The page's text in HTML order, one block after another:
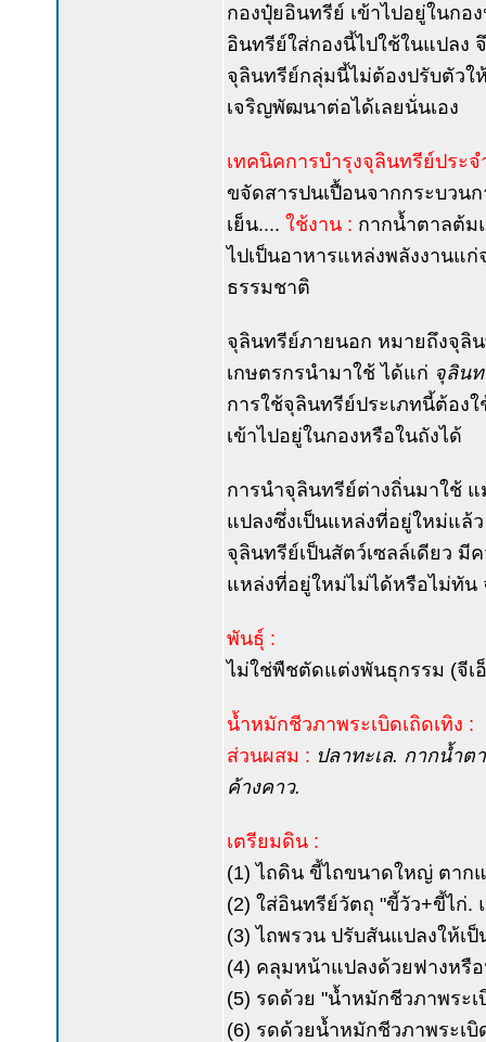
กองปุ๋ยอินทรีย์ เข้าไปอยู่ในก
อินทรีย์ใส่กองนี้ไปใช้ในแปลง
จุลินทรีย์กลุ่มนี้ไม่ต้องปรับตัวใ
เจริญพัฒนาต่อได้เลยนั่นเอง
เทคนิคการบำรุงจุลินทรีย์ประจ
ขจัดสารปนเปื้อนจากกระบวน
เย็น.... ใช้งาน : กากน้ำตาลต้ม
ไปเป็นอาหารแหล่งพลังงานแ
ธรรมชาติ
จุลินทรีย์ภายนอก หมายถึงจุลิ
เกษตรกรนำมาใช้ ได้แก่ จุลิน
การใช้จุลินทรีย์ประเภทนี้ต้อง
เข้าไปอยู่ในกองหรือในถังได้
การนำจุลินทรีย์ต่างถิ่นมาใช้
แปลงซึ่งเป็นแหล่งที่อยู่ใหม่แล้
จุลินทรีย์เป็นสัตว์เซลล์เดียว
แหล่งที่อยู่ใหม่ไม่ได้หรือไม่ทั
พันธุ์ :
ไม่ใช่พืชตัดแต่งพันธุกรรม (จีเ
น้ำหมักชีวภาพระเบิดเถิดเทิง :
ส่วนผสม : ปลาทะเล. กากน้ำ
ค้างคาว.
เตรียมดิน :
(1) ไถดิน ขี้ไถขนาดใหญ่ ตาก
(2) ใส่อินทรีย์วัตถุ "ขี้วัว+ขี้ไก่.
(3) ไถพรวน ปรับสันแปลงให้เป็
(4) คลุมหน้าแปลงด้วยฟางหรื
(5) รดด้วย "น้ำหมักชีวภาพระเ
(6) รดด้วยน้ำหมักชีวภาพระเบิ